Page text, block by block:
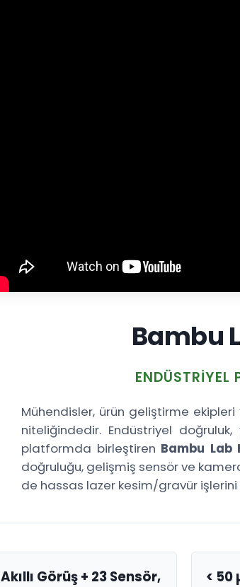
Bambu
ENDÜSTRIYEL
Mühendisler, ürün geliştirme
niteliğindedir. Endüstriyel
platformda birleştiren Bambu Lab
doğruluğu, gelişmiş sensör ve
de hassas lazer kesim/gravür
Akıllı Görüş + 23 Sensör,
< 50